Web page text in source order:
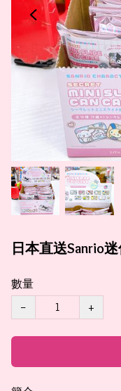
日本直送Sanrio
數量
−
+